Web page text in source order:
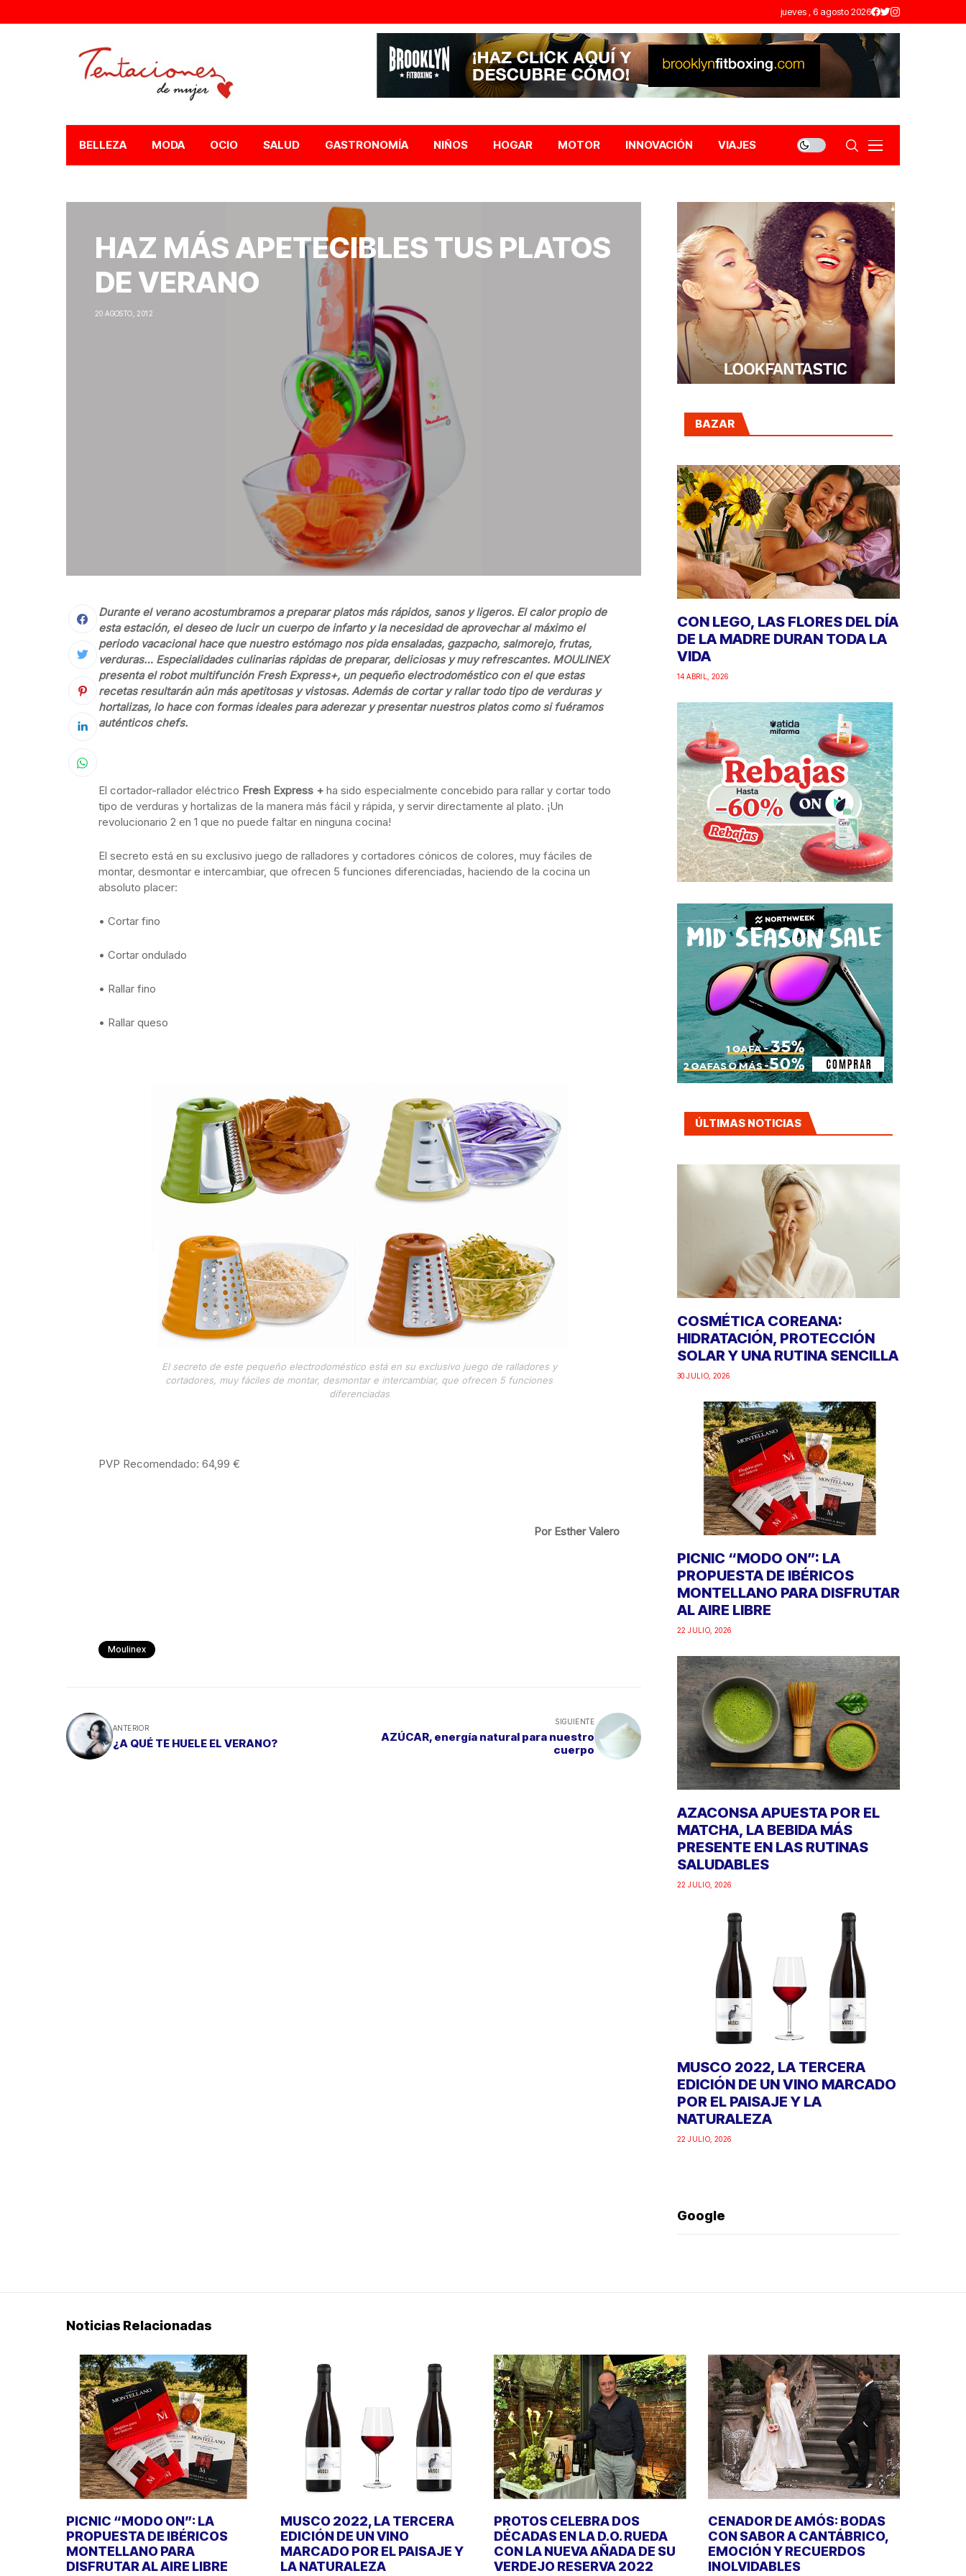
jueves , 6 agosto 2026
BELLEZA MODA OCIO SALUD GASTRONOMÍA NIÑOS HOGAR MOTOR INNOVACIÓN VIAJES
HAZ MÁS APETECIBLES TUS PLATOS
DE VERANO
20 AGOSTO, 2012
Durante el verano acostumbramos a preparar platos más rápidos, sanos y ligeros. El calor propio de
esta estación, el deseo de lucir un cuerpo de infarto y la necesidad de aprovechar al máximo el
periodo vacacional hace que nuestro estómago nos pida ensaladas, gazpacho, salmorejo, frutas,
verduras… Especialidades culinarias rápidas de preparar, deliciosas y muy refrescantes. MOULINEX
presenta el robot multifunción Fresh Express+, un pequeño electrodoméstico con el que estas
recetas resultarán aún más apetitosas y vistosas. Además de cortar y rallar todo tipo de verduras y
hortalizas, lo hace con formas ideales para aderezar y presentar nuestros platos como si fuéramos
auténticos chefs.
El cortador-rallador eléctrico Fresh Express + ha sido especialmente concebido para rallar y cortar todo
tipo de verduras y hortalizas de la manera más fácil y rápida, y servir directamente al plato. ¡Un
revolucionario 2 en 1 que no puede faltar en ninguna cocina!
El secreto está en su exclusivo juego de ralladores y cortadores cónicos de colores, muy fáciles de
montar, desmontar e intercambiar, que ofrecen 5 funciones diferenciadas, haciendo de la cocina un
absoluto placer:
• Cortar fino
• Cortar ondulado
• Rallar fino
• Rallar queso
El secreto de este pequeño electrodoméstico está en su exclusivo juego de ralladores y
cortadores, muy fáciles de montar, desmontar e intercambiar, que ofrecen 5 funciones
diferenciadas
PVP Recomendado: 64,99 €
Por Esther Valero
Moulinex
ANTERIOR
¿A QUÉ TE HUELE EL VERANO?
SIGUIENTE
AZÚCAR, energía natural para nuestro
cuerpo
BAZAR
CON LEGO, LAS FLORES DEL DÍA
DE LA MADRE DURAN TODA LA
VIDA
14 ABRIL, 2026
ÚLTIMAS NOTICIAS
COSMÉTICA COREANA:
HIDRATACIÓN, PROTECCIÓN
SOLAR Y UNA RUTINA SENCILLA
30 JULIO, 2026
PICNIC “MODO ON”: LA
PROPUESTA DE IBÉRICOS
MONTELLANO PARA DISFRUTAR
AL AIRE LIBRE
22 JULIO, 2026
AZACONSA APUESTA POR EL
MATCHA, LA BEBIDA MÁS
PRESENTE EN LAS RUTINAS
SALUDABLES
22 JULIO, 2026
MUSCO 2022, LA TERCERA
EDICIÓN DE UN VINO MARCADO
POR EL PAISAJE Y LA
NATURALEZA
22 JULIO, 2026
Google
Noticias Relacionadas
PICNIC “MODO ON”: LA
PROPUESTA DE IBÉRICOS
MONTELLANO PARA
DISFRUTAR AL AIRE LIBRE
MUSCO 2022, LA TERCERA
EDICIÓN DE UN VINO
MARCADO POR EL PAISAJE Y
LA NATURALEZA
PROTOS CELEBRA DOS
DÉCADAS EN LA D.O. RUEDA
CON LA NUEVA AÑADA DE SU
VERDEJO RESERVA 2022
CENADOR DE AMÓS: BODAS
CON SABOR A CANTÁBRICO,
EMOCIÓN Y RECUERDOS
INOLVIDABLES